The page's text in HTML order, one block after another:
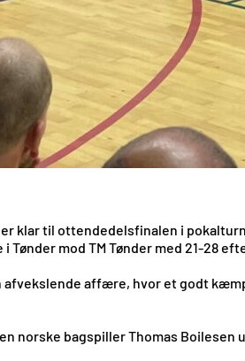
klar til ottendedelsfinalen i
mod TM Tønder med 21-28
afvekslende affære, hvor et godt
norske bagspiller Thomas